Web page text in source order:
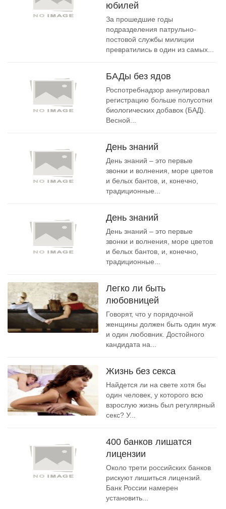
юбилей
За прошедшие годы
подразделения патрульно-
постовой службы милиции
превратились в один из самых...
БАДы без ядов
Роспотребнадзор аннулировал
регистрацию больше полусотни
биологических добавок (БАД).
Весной...
День знаний
День знаний – это первые
звонки и волнения, море цветов
и белых бантов, и, конечно,
традиционные...
День знаний
День знаний – это первые
звонки и волнения, море цветов
и белых бантов, и, конечно,
традиционные...
Легко ли быть
любовницей
Говорят, что у порядочной
женщины должен быть один муж
и один любовник. Достойного
кандидата на...
Жизнь без секса
Найдется ли на свете хотя бы
один человек, у которого всю
взрослую жизнь был регулярный
секс? У...
400 банков лишатся
лицензии
Около трети российских банков
рискуют лишиться лицензий.
Банк России намерен
установить...